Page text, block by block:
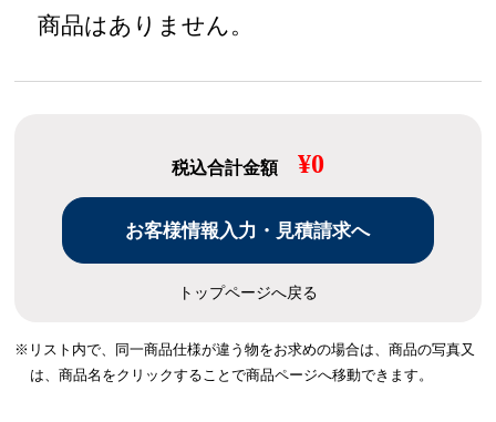
商品はありません。
税込合計金額 ¥0
トップページへ戻る
※リスト内で、同一商品仕様が違う物をお求めの場合は、商品の写真又
は、商品名をクリックすることで商品ページへ移動できます。